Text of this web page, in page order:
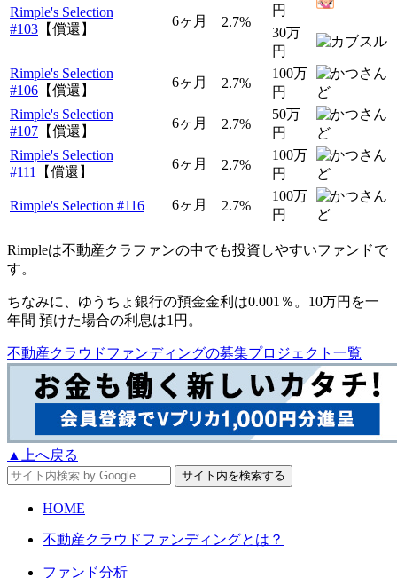
Rimple's Selection
#103 【償還】
6ヶ月 2.7%
円
30万
円
Rimple's Selection
#106 【償還】
6ヶ月 2.7%
100万
円
Rimple's Selection
#107 【償還】
6ヶ月 2.7%
50万
円
Rimple's Selection
#111
【償還】
6ヶ月 2.7%
100万
円
Rimple's Selection #116 6ヶ月 2.7%
100万
円
Rimpleは不動産クラファンの中でも投資しやすいファンドで
す。
ちなみに、ゆうちょ銀行の預金金利は0.001％。10万円を一
年間 預けた場合の利息は1円 。
不動産クラウドファンディングの募集プロジェクト一覧
▲上へ戻る
HOME
不動産クラウドファンディングとは？
ファンド分析